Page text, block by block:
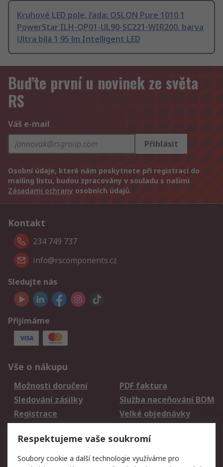
Kruhové LED pole, řada: OSLON Pure 1010 1
PowerStar ILH-OP01-UL90-SC221-WIR200. barva
Ultra bílá 1 95 lm Intelligent LED
Buďte první u novinek ze světa
RS
Váš e-mail
Přihlásit
Osobní údaje, které nám poskytnete při registraci do
mailing listu, budou zpracovány v souladu s našimi
Zásadami ochrany osobních údajů.
Kontakt
234 749 737
info@rscomponents.cz
Sledujte nás
Přijímáme
Vše o nákupu
Možnosti doručení
PDF faktura
Sledování zásilky
Služba naceňování BOM
Registrace
Velké objednávky
Právní
Respektujeme vaše soukromí
Soubory cookie a další technologie využíváme pro